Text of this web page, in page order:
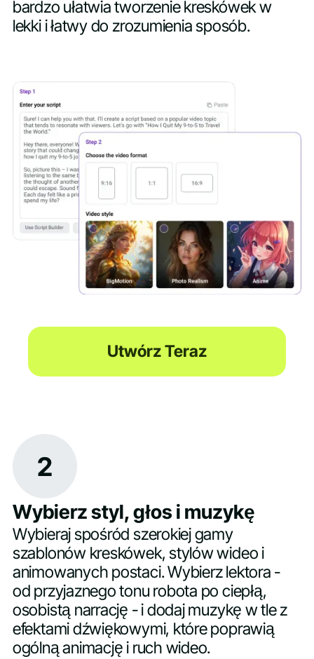
bardzo ułatwia tworzenie kreskówek w
lekki i łatwy do zrozumienia sposób.
Utwórz Teraz
2
Wybierz styl, głos i muzykę
Wybieraj spośród szerokiej gamy
szablonów kreskówek, stylów wideo i
animowanych postaci. Wybierz lektora -
od przyjaznego tonu robota po ciepłą,
osobistą narrację - i dodaj muzykę w tle z
efektami dźwiękowymi, które poprawią
ogólną animację i ruch wideo.